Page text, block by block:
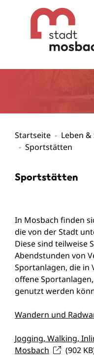
Gehe zum
Gehe zum Inhalt
Startseite Leben &
Sportstätten
Sportstätten
In Mosbach finden
die von der Stadt
Diese sind teilweise
Abendstunden von
Sportanlagen, die in
offene
genutzt werden
Wandern und
Jogging, Walking,
Mosbach
(902 KB